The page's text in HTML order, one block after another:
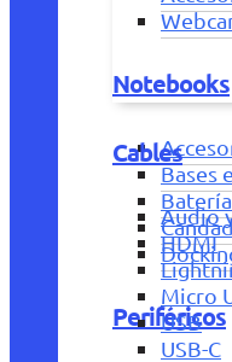
Notebooks
Bases
Periféricos
Cables
Audio
HDMI
Micro
USB
USB-C